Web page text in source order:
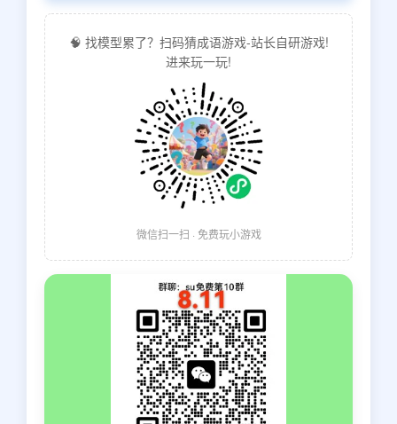
🧠 找模型累了？扫码猜成语游戏-站长自研游戏!
进来玩一玩!
微信扫一扫 · 免费玩小游戏